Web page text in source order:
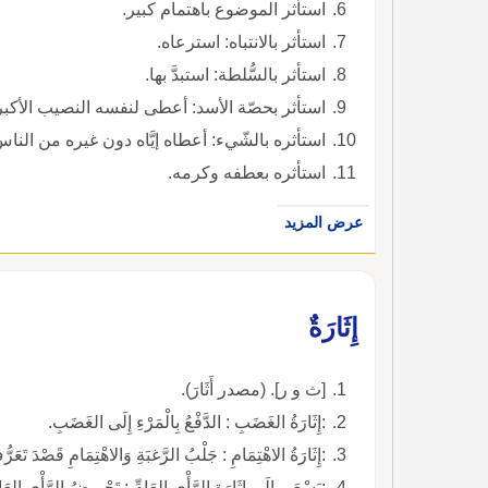
استأثر الموضوع باهتمام كبير.
استأثر بالانتباه: استرعاه.
استأثر بالسُّلطة: استبدَّ بها.
استأثر بحصّة الأسد: أعطى لنفسه النصيب
استأثره بالشّيء: أعطاه إيَّاه دون غيره من
استأثره بعطفه وكرمه.
عرض المزيد
إِثَارَةٌ
[ث و ر]. (مصدر أَثَارَ).
:إِثَارَةُ الغَضَبِ : الدَّفْعُ بِالْمَرْءِ إِلَى الغَضَبِ.
:إِثَارَةُ الاهْتِمَامِ : جَلْبُ الرَّغبَةِ وَالاهْتِمَامِ قَصْدَ